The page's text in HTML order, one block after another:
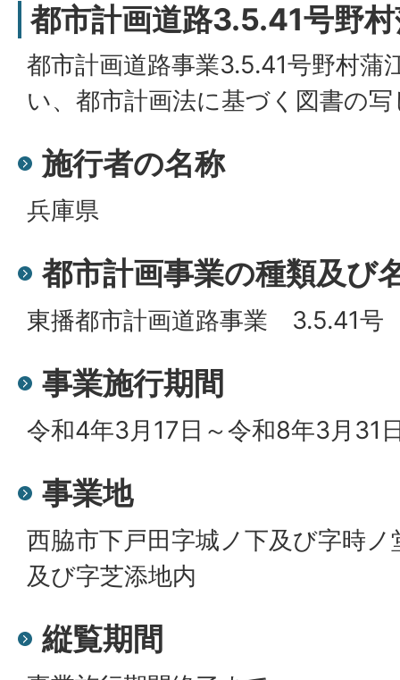
都市計画道路3.5.41号野
都市計画道路事業3.5.41号野村蒲
い、都市計画法に基づく図書の
施行者の名称
兵庫県
都市計画事業の種類及び
東播都市計画道路事業 3.5.41
事業施行期間
令和4年3月17日～令和8年3月31
事業地
西脇市下戸田字城ノ下及び字時
及び字芝添地内
縦覧期間